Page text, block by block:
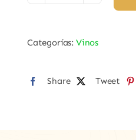
"Cielos
Besos"
Categorías: Vinos
Share Tweet